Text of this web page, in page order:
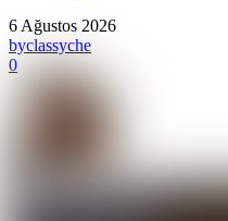
6 Ağustos 2026
byclassyche
0